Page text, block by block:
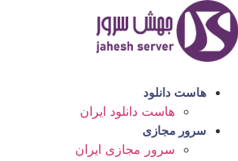
پرش
به
محتوا
هاست دانلود
هاست دانلود ایران
سرور مجازی
سرور مجازی ایران